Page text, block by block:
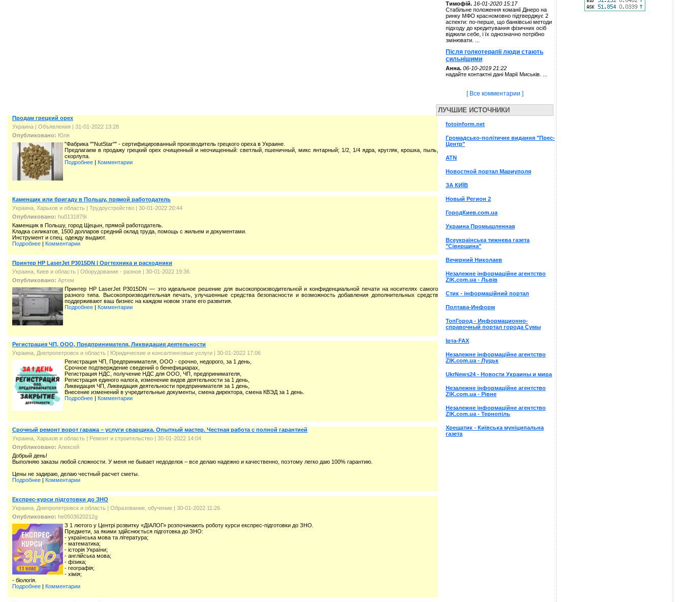
Продам грецкий орех
Украина | Объявления | 31-01-2022 13:28
Опубликовано: Юля
"Фабрика ""NutStar"" - сертифицированный производитель грецкого ореха в Украине.
Предлагаем в продажу грецкий орех очищенный и неочищенный: светлый, пшеничный, микс янтарный; 1/2, 1/4 ядра, кругляк, крошка, пыль,
скорлупа.
Подробнее | Комментарии
Каменщик или бригаду в Польшу, прямой работодатель
Украина, Харьков и область
Трудоустройство | 30-01-2022 20:44
Опубликовано: hu0131879i
Каменщик в Польшу, город Щецын, прямой работодатель.
Кладка силикатов, 1500 долларов средний оклад труда, помощь с жильем и документами.
Инструмент и спец. одежду выдают.
Подробнее
Комментарии
Принтер HP LaserJet P3015DN | Оргтехника и расходники
Украина, Киев и область
Оборудование - разное | 30-01-2022 19:36
Опубликовано: Артем
Принтер HP LaserJet P3015DN — это идеальное решение для высокопроизводительной и конфиденциальной печати на носителях самого
разного типа. Высокопроизводительная печать, улучшенные средства безопасности и возможность добавления дополнительных средств
поддерживают ваш бизнес на каждом новом этапе его развития.
Подробнее
Комментарии
Регистрация ЧП, ООО, Предпринимателя, Ликвидация деятельности
Украина, Днепропетровск и область
Юридические и консалтинговые услуги | 30-01-2022 17:06
Регистрация ЧП, Предпринимателя, ООО - срочно, недорого, за 1 день,
Срочное подтверждение сведений о бенефициарах,
Регистрация НДС, получение НДС для ООО, ЧП, предпринимателя,
Регистрация единого налога, изменение видов деятельности за 1 день,
Ликвидация ЧП, Ликвидация деятельности предпринимателя за 1 день,
Внесение изменений в учредительные документы, смена директора, смена КВЭД за 1 день.
Подробнее
Комментарии
Срочный ремонт ворот гаража – услуги сварщика. Опытный мастер. Честная работа с полной гарантией
Украина, Харьков и область
Ремонт и строительство | 30-01-2022 14:04
Опубликовано: Алексей
Добрый день!
Выполняю заказы любой сложности. У меня не бывает недоделок – все делаю надежно и качественно, поэтому легко даю 100% гарантию.
Цены не задираю, делаю честный расчет сметы.
Подробнее
Комментарии
Експрес-курси підготовки до ЗНО
Украина, Днепропетровск и область
Образование, обучение | 30-01-2022 11:26
Опубликовано: he0503620212g
З 1 лютого у Центрі розвитку «ДІАЛОГ» розпочинають роботу курси експрес-підготовки до ЗНО.
Предмети, за якими здійснюється підготовка до ЗНО:
- українська мова та література;
- математика;
- історія України;
- англійська мова;
- фізика;
- географія;
- хімія;
- біологія.
Подробнее
Комментарии
Тимофій. 16-01-2020 15:17
Стабільне положення команії Дінеро на
ринку МФО красномовно підтверджує 2
аспекти: по-перше, що банківські методи
підходу до кредитування фізичних осіб
віджили себе, і їх однозначно потрібно
змінювати. ...
Після голкотерапії люди стають
сильнішими
Анна. 06-10-2019 21:22
надайте контактні дані Марії Миськів. ...
[ Все комментарии ]
ЛУЧШИЕ ИСТОЧНИКИ
fotoinform.net
Громадсько-політичне видання "Прес-
Центр"
ATN
Новостной портал Мариуполя
ЗА КИЇВ
Новый Регион 2
ГородКиев.com.ua
Украина Промышленная
Всеукраїнська тижнева газета
"Сіверщина"
Вечерний Николаев
Незалежне інформаційне агентство
ZIK.com.ua - Львів
Стик - інформаційний портал
Полтава-Информ
ТопГород - Информационно-
справочный портал города Сумы
Ірта-FAX
Незалежне інформаційне агентство
ZIK.com.ua - Луцьк
UkrNews24 - Новости Украины и мира
Незалежне інформаційне агентство
ZIK.com.ua - Рівне
Незалежне інформаційне агентство
ZIK.com.ua - Тернопіль
Хрещатик - Київська мунiципальна
газета